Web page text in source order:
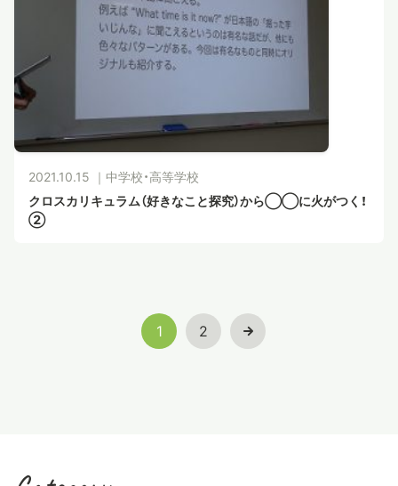
2021.10.15 ｜ 中学校・高等学校
クロスカリキュラム（好きなこと探究）から◯◯に火がつく！
②
1 2